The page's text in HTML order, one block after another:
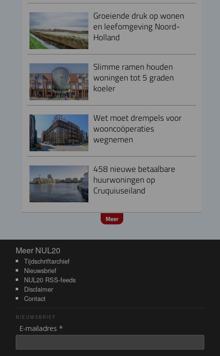
Groeiende druk op wonen
en leefomgeving Noord-
Holland
Slimme ramen houden
woningen tot 5 graden
koeler
Wet moet drempels voor
wooncoöperaties
wegnemen
458 nieuwe betaalbare
huurwoningen op
Cruquiuseiland
Meer
Meer NUL20
Meer NUL20
Tijdschriftarchief
Nieuwsbrief
NUL20 RSS-feeds
Disclaimer
Contact
NIEUWSBRIEF
E-mailadres *